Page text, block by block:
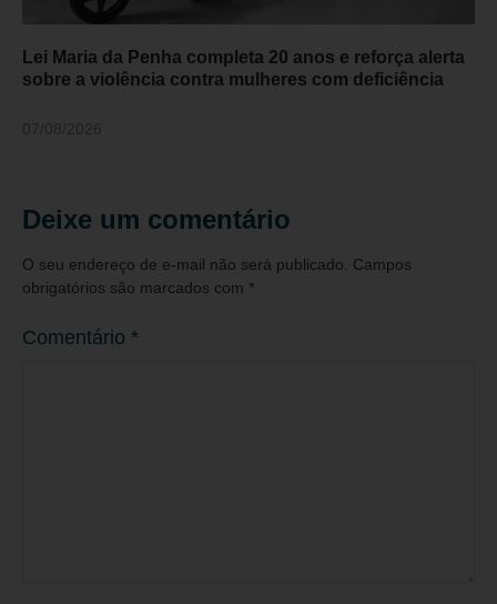
Lei Maria da Penha completa 20 anos e reforça alerta
sobre a violência contra mulheres com deficiência
Deixe um comentário
O seu endereço de e-mail não será publicado.
Campos
obrigatórios são marcados com *
Comentário *